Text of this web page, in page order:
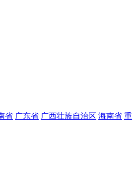
省 广东省 广西壮族自治区 海南省 重